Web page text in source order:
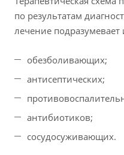
по результатам
лечение
обезболивающих;
антисептических;
антибиотиков;
сосудосуживающих.